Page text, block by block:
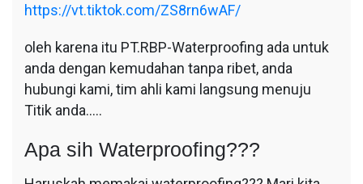
https://vt.tiktok.com/ZS8rn6wAF/
oleh karena itu PT.RBP-Waterproofing ada untuk
anda dengan kemudahan tanpa ribet, anda
hubungi kami, tim ahli kami langsung menuju
Titik anda…..
Apa sih Waterproofing???